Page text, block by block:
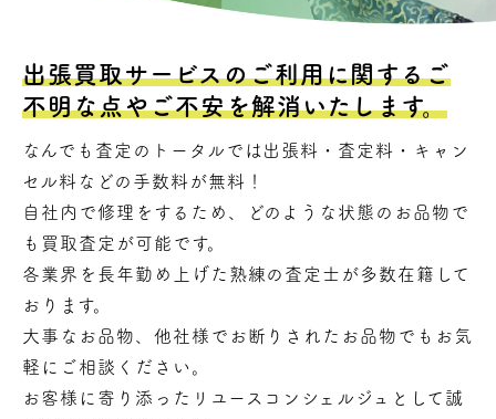
出張買取サービスのご利用に関するご
不明な点やご不安を解消いたします。
なんでも査定のトータルでは出張料・査定料・キャン
セル料などの手数料が無料！
自社内で修理をするため、どのような状態のお品物で
も買取査定が可能です。
各業界を長年勤め上げた熟練の査定士が多数在籍して
おります。
大事なお品物、他社様でお断りされたお品物でもお気
軽にご相談ください。
お客様に寄り添ったリユースコンシェルジュとして誠